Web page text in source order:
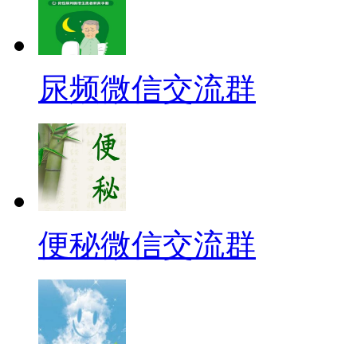
尿频微信交流群
便秘微信交流群